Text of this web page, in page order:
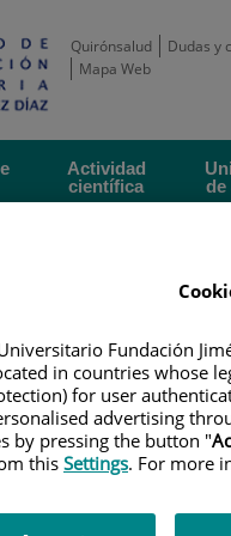
Quirónsalud
Dudas y
Mapa Web
Actividad
científica
de
DE EMPLEO|
Fundación
in countries whose
for user
advertising
by pressing the button "
thisSettings. For more